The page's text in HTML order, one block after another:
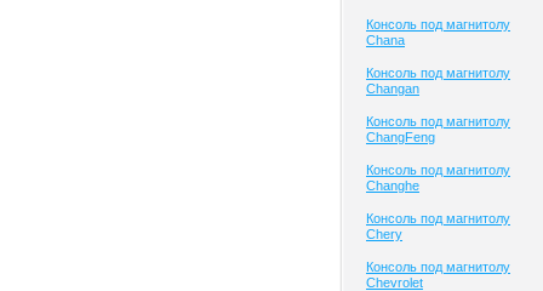
Консоль под магнитолу
Chana
Консоль под магнитолу
Changan
Консоль под магнитолу
ChangFeng
Консоль под магнитолу
Changhe
Консоль под магнитолу
Chery
Консоль под магнитолу
Chevrolet